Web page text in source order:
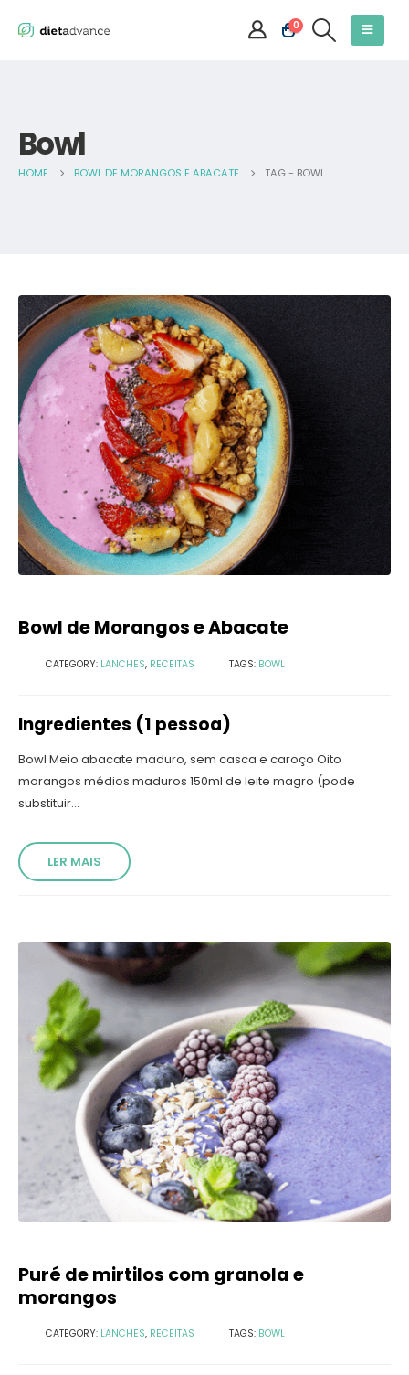
0
Bowl
HOME BOWL DE MORANGOS E ABACATE TAG - BOWL
Bowl de Morangos e Abacate
CATEGORY: LANCHES, RECEITAS TAGS: BOWL
Ingredientes (1 pessoa)
Bowl Meio abacate maduro, sem casca e caroço Oito
morangos médios maduros 150ml de leite magro (pode
substituir...
LER MAIS
Puré de mirtilos com granola e
morangos
CATEGORY: LANCHES, RECEITAS TAGS: BOWL